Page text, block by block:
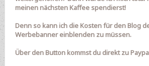
meinen nächsten Kaffee spendierst!
Denn so kann ich die Kosten für den Blog
Werbebanner einblenden zu müssen.
Über den Button kommst du direkt zu